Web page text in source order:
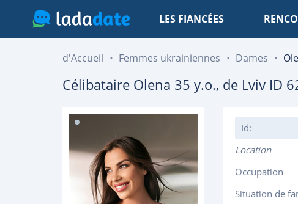
LES FIANCÉES
d'Accueil Femmes ukrainiennes Dames
Célibataire Olena 35 y.o., de Lviv ID
Id:
Location
Occupation
Situation de